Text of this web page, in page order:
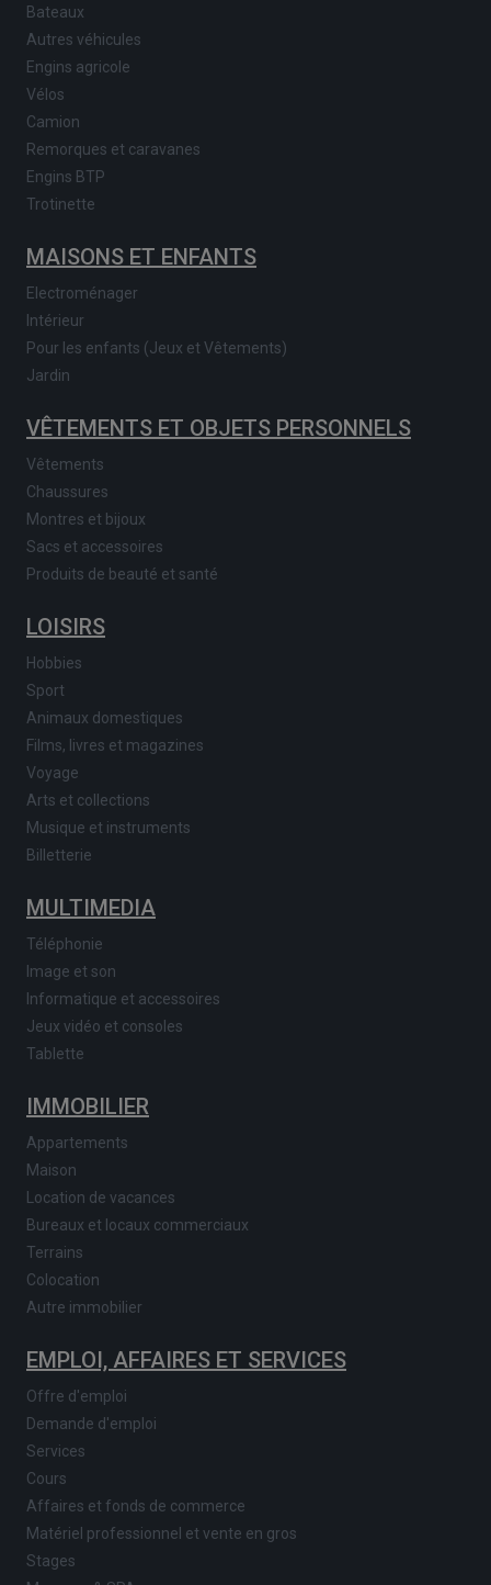
Bateaux
Autres véhicules
Engins agricole
Vélos
Camion
Remorques et caravanes
Engins BTP
Trotinette
MAISONS ET ENFANTS
Electroménager
Intérieur
Pour les enfants (Jeux et Vêtements)
Jardin
VÊTEMENTS ET OBJETS PERSONNELS
Vêtements
Chaussures
Montres et bijoux
Sacs et accessoires
Produits de beauté et santé
LOISIRS
Hobbies
Sport
Animaux domestiques
Films, livres et magazines
Voyage
Arts et collections
Musique et instruments
Billetterie
MULTIMEDIA
Téléphonie
Image et son
Informatique et accessoires
Jeux vidéo et consoles
Tablette
IMMOBILIER
Appartements
Maison
Location de vacances
Bureaux et locaux commerciaux
Terrains
Colocation
Autre immobilier
EMPLOI, AFFAIRES ET SERVICES
Offre d'emploi
Demande d'emploi
Services
Cours
Affaires et fonds de commerce
Matériel professionnel et vente en gros
Stages